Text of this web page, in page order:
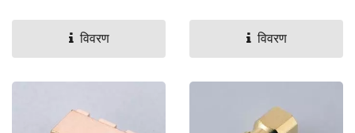
विवरण विवरण